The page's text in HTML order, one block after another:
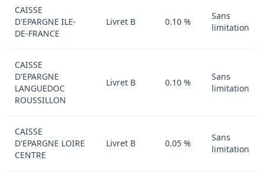
CAISSE
D'EPARGNE ILE-
DE-FRANCE
Livret B 0.10 %
Sans
limitation
CAISSE
D'EPARGNE
LANGUEDOC
ROUSSILLON
Livret B 0.10 %
Sans
limitation
CAISSE
D'EPARGNE LOIRE
CENTRE
Livret B 0.05 %
Sans
limitation